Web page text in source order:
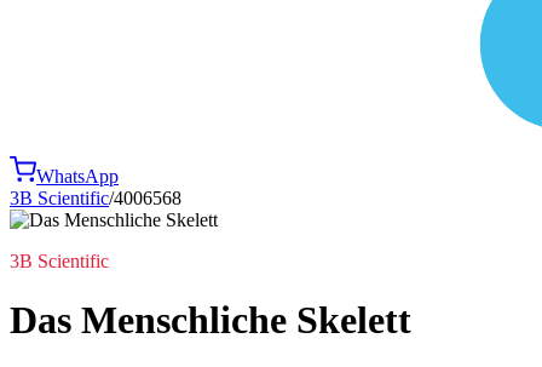
WhatsApp
3B Scientific/4006568
3B Scientific
Das Menschliche Skelett